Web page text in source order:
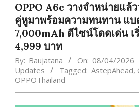
OPPO A6c วางจำหน่ายแ
คู่หูมาพร้อมความทนทาน แ
7,000mAh ดีไซน์โดดเด่น เ
4,999 บาท
By: Baujatana On: 08/04/2026
Updates
Tagged: AstepAhead,
OPPOThailand